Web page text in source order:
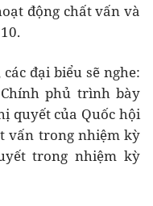
động chất vấn và
đại biểu sẽ nghe:
phủ trình bày
quyết của Quốc hội
vấn trong nhiệm kỳ
trong nhiệm kỳ